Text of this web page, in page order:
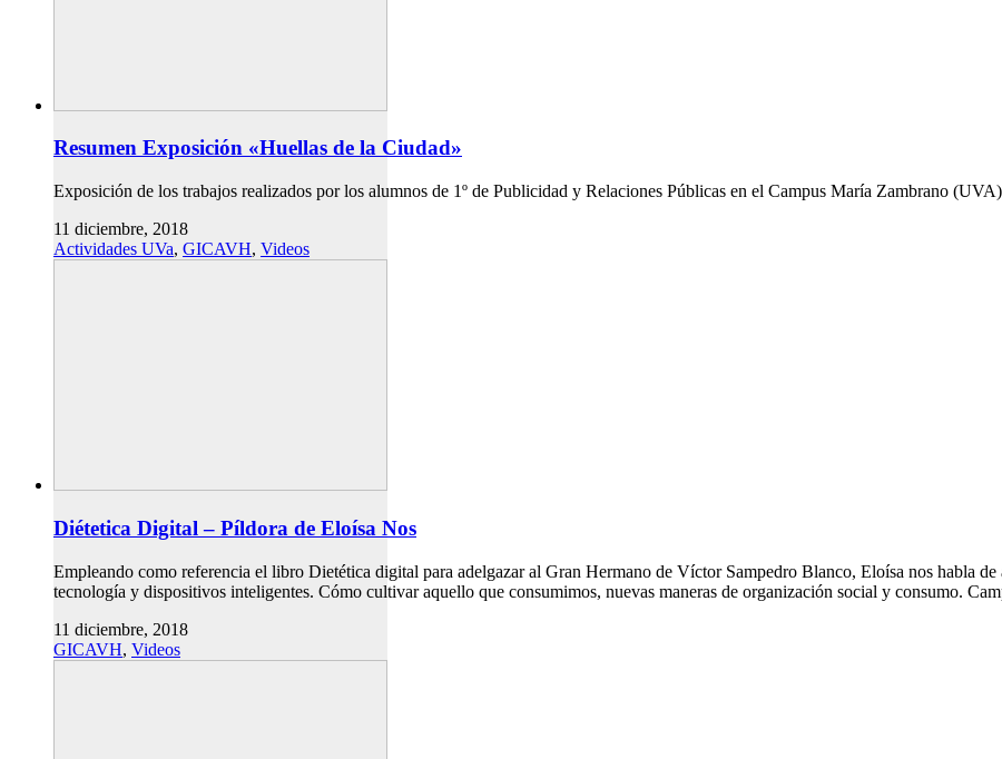
Resumen Exposición «Huellas de la Ciudad»
Exposición de los trabajos realizados por los alumnos de 1º de Publicidad y Relaciones Públicas en el Campus María Zambrano
11 diciembre, 2018
Actividades UVa, GICAVH, Videos
Diétetica Digital – Píldora de Eloísa Nos
Empleando como referencia el libro Dietética digital para adelgazar al Gran Hermano de Víctor Sampedro Blanco, Eloísa nos habla de
tecnología y dispositivos inteligentes. Cómo cultivar aquello que consumimos, nuevas maneras de organización social y consumo.
11 diciembre, 2018
GICAVH, Videos